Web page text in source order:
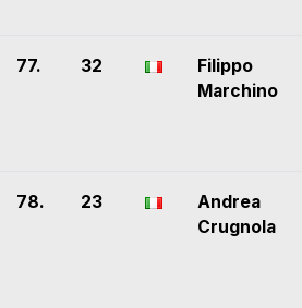
77. 32
Filippo
Marchino
78. 23
Andrea
Crugnola